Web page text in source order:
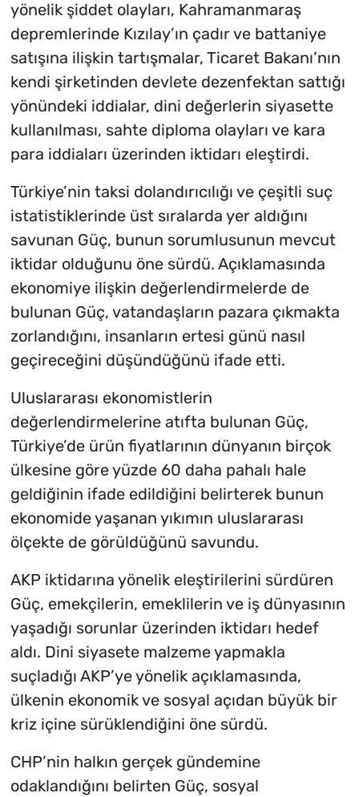
yönelik şiddet olayları, Kahramanmaraş
depremlerinde Kızılay’ın çadır ve battaniye
satışına ilişkin tartışmalar, Ticaret Bakanı’nın
kendi şirketinden devlete dezenfektan sattığı
yönündeki iddialar, dini değerlerin siyasette
kullanılması, sahte diploma olayları ve kara
para iddiaları üzerinden iktidarı eleştirdi.
Türkiye’nin taksi dolandırıcılığı ve çeşitli suç
istatistiklerinde üst sıralarda yer aldığını
savunan Güç, bunun sorumlusunun mevcut
iktidar olduğunu öne sürdü. Açıklamasında
ekonomiye ilişkin değerlendirmelerde de
bulunan Güç, vatandaşların pazara çıkmakta
zorlandığını, insanların ertesi günü nasıl
geçireceğini düşündüğünü ifade etti.
Uluslararası ekonomistlerin
değerlendirmelerine atıfta bulunan Güç,
Türkiye’de ürün fiyatlarının dünyanın birçok
ülkesine göre yüzde 60 daha pahalı hale
geldiğinin ifade edildiğini belirterek bunun
ekonomide yaşanan yıkımın uluslararası
ölçekte de görüldüğünü savundu.
AKP iktidarına yönelik eleştirilerini sürdüren
Güç, emekçilerin, emeklilerin ve iş dünyasının
yaşadığı sorunlar üzerinden iktidarı hedef
aldı. Dini siyasete malzeme yapmakla
suçladığı AKP’ye yönelik açıklamasında,
ülkenin ekonomik ve sosyal açıdan büyük bir
kriz içine sürüklendiğini öne sürdü.
CHP’nin halkın gerçek gündemine
odaklandığını belirten Güç, sosyal